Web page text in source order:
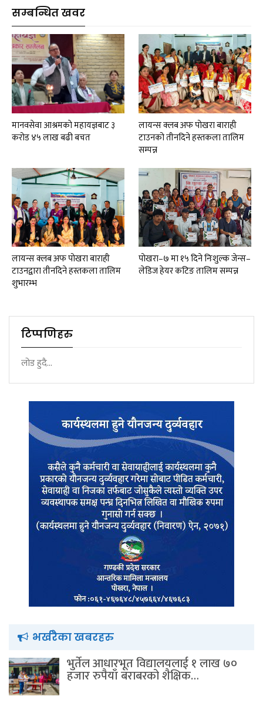
सम्बन्धित खवर
मानवसेवा आश्रमकाे‌ महायज्ञबाट ३
करोड ४५ लाख बढी बचत
लायन्स क्लब अफ पोखरा बाराही
टाउनको तीनदिने हस्तकला तालिम
सम्पन्न
लायन्स क्लब अफ पोखरा बाराही
टाउनद्वारा तीनदिने हस्तकला तालिम
शुभारम्भ
पोखरा–७ मा १५ दिने निःशुल्क जेन्स–
लेडिज हेयर कटिङ तालिम सम्पन्न
टिप्पणिहरु
लोड हुदै...
भर्खरैका खबरहरु
भुर्तेल आधारभूत विद्यालयलाई १ लाख ७०
हजार रुपैयाँ बराबरको शैक्षिक…